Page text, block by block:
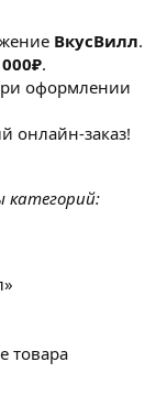
ВкусВилл.
.
оформлении
онлайн-заказ!
категорий:
товара